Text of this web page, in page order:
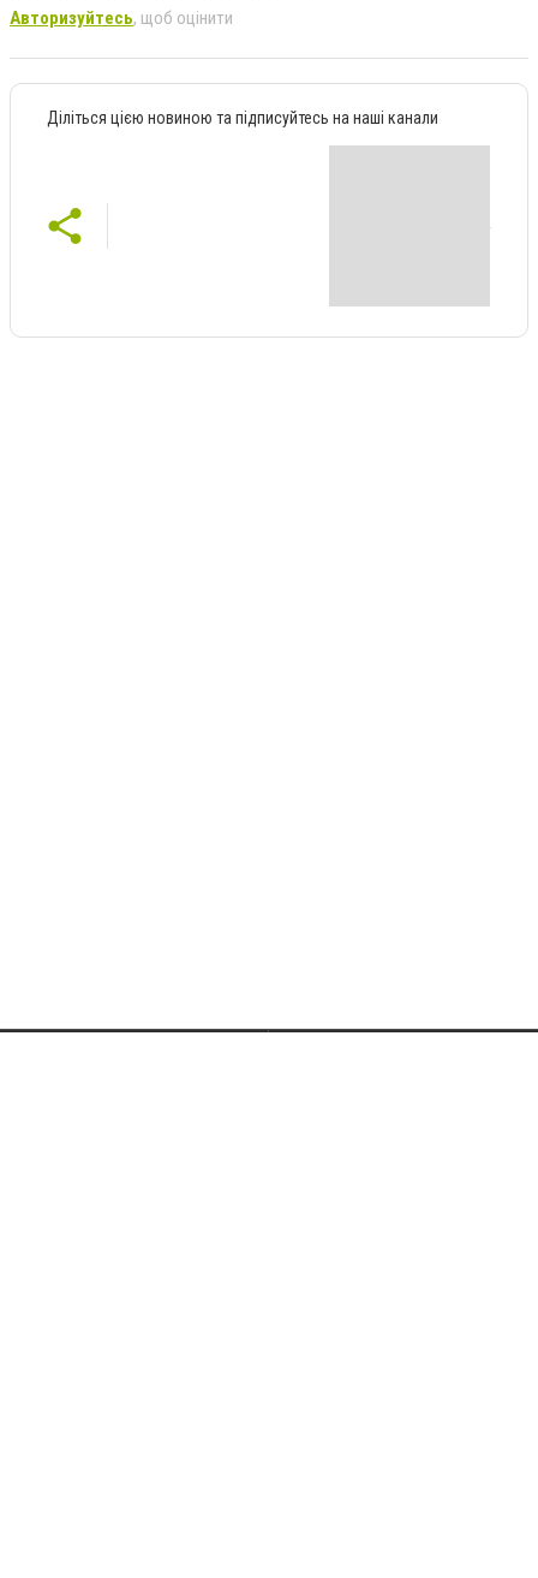
Авторизуйтесь, щоб оцінити
Діліться цією новиною та підписуйтесь на наші канали